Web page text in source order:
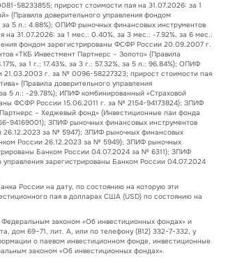
58233855; прирост стоимости пая на 31.07.2026: за 1
(Правила доверительного управления фондом
5 л.: 4.88%); ОПИФ рыночных финансовых инструментов
31.07.2026: за 1 мес.: 0.40%, за 3 мес.: -7.92%, за 6 мес.:
фондом зарегистрированы ФСФР России 20.09.2007 г.
«ТКБ Инвестмент Партнерс – Золото» (Правила
за 1 г.: 17.43%, за 3 г.: 57.32%, за 5 л.: 96.84%); ОПИФ
21.03.2003 г. за № 0096-58227323; прирост стоимости пая
(Правила доверительного управления
5 л.: -29.78%); ИПИФ комбинированный «Страховой
ФСФР России 15.06.2011 г. за № 2154-94173824); ЗПИФ
– Хеджевый фонд» (Инвестиционные паи фонда
94169001); ЗПИФ рыночных финансовых инструментов
26.12.2023 за № 5947); ЗПИФ рыночных финансовых
России 26.12.2023 за № 5949); ЗПИФ рыночных
Банком России 04.07.2024 за № 6311); ЗПИФ
зарегистрированы Банком России 04.07.2024
России на дату, по состоянию на которую эти
пая в долларах США (USD) по состоянию на
законом «Об инвестиционных фондах» и
дом 69–71, лит. А, или по телефону (812) 332-7-332, у
о паевом инвестиционном фонде, инвестиционные
законом «Об инвестиционных фондах».